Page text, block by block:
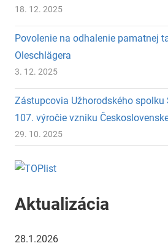
18. 12. 2025
Povolenie na odhalenie pamatnej
Oleschlägera
3. 12. 2025
Zástupcovia Užhorodského
107. výročie vzniku
29. 10. 2025
Aktualizácia
28.1.2026